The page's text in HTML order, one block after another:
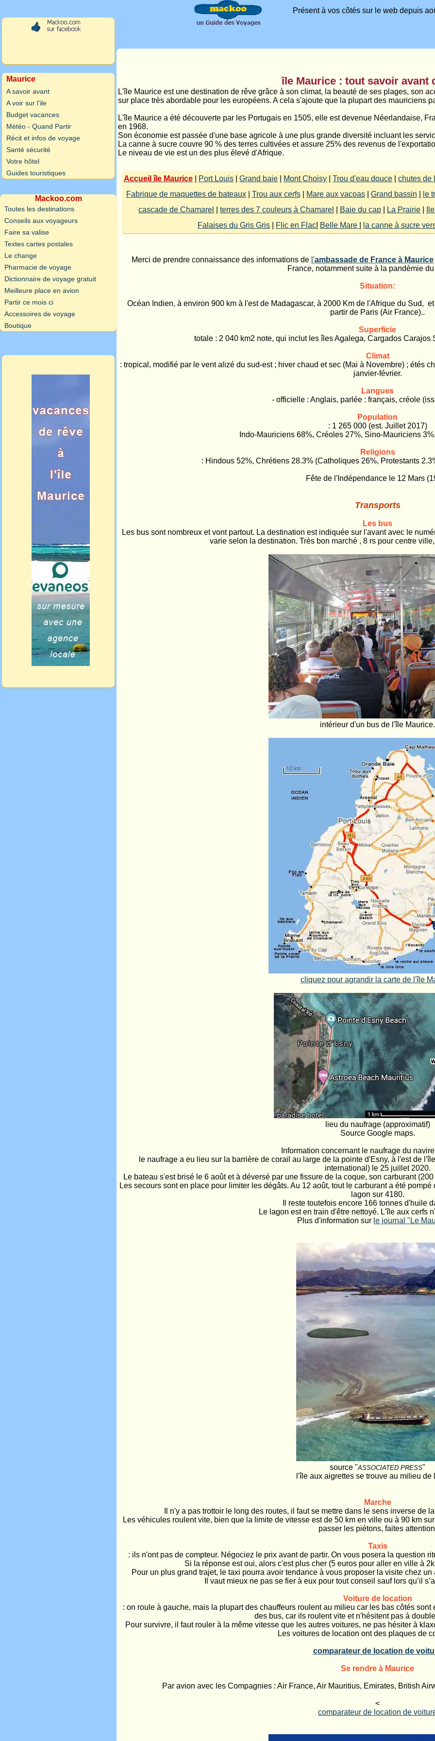
île Maurice : tout savoir avant
L'île Maurice est une destination de rêve grâce à son climat, la beauté de ses plages, son
sur place très abordable pour les européens. A cela s'ajoute que la plupart des mauriciens
L'île Maurice a été découverte par les Portugais en 1505, elle est devenue Néerlandaise,
en 1968.
Son économie est passée d'une base agricole à une plus grande diversité incluant les
La canne à sucre couvre 90 % des terres cultivées et assure 25% des revenus de
Le niveau de vie est un des plus élevé d'Afrique.
Accueil île Maurice Port Louis |Grand baie Mont Choisy |Trou d'eau douce |chutes de
Fabrique de maquettes de bateaux| Trou aux cerfs| Mare aux vacoas| Grand bassin
le
cascade de Chamarel
|terres des 7 couleurs à Chamarel Baie du cap La Prairie
Falaises du Gris Gris
Flic en Flac Belle Mare la canne à sucre
Merci de prendre connaissance des informations de l'ambassade de France à Maurice
France, notamment suite à la pandémie
Situation:
Océan Indien, à environ 900 km à l'est de Madagascar, à 2000 Km de l'Afrique du Sud,
partir de Paris (Air France)..
Superficie
totale : 2 040 km2 note, qui inclut les îles Agalega, Cargados
Climat
: tropical, modifié par le vent alizé du sud-est ; hiver chaud et sec (Mai à Novembre) ; étés
janvier-février.
Langues
- officielle : Anglais, parlée : français, créole
Population
: 1 265 000 (est. Juillet 2017)
Indo-Mauriciens 68%, Créoles 27%, Sino-Mauriciens
Religions
: Hindous 52%, Chrétiens 28.3% (Catholiques 26%, Protestants
Fête de l'Indépendance le 12 Mars
Transports
Les bus
Les bus sont nombreux et vont partout. La destination est indiquée sur l'avant avec le
varie selon la destination. Très bon marché , 8 rs pour centre
intérieur d'un bus de l'île Maurice.
cliquez pour agrandir la carte de l'île
lieu du naufrage (approximatif)
Source Google maps.
Information concernant le naufrage du
le naufrage a eu lieu sur la barrière de corail au large de la pointe d'Esny, à l'est de
international) le 25 juillet 2020.
Le bateau s'est brisé le 6 août et à déversé par une fissure de la coque, son carburant
Les secours sont en place pour limiter les dégâts. Au 12 août, tout le carburant a été
lagon sur 4180.
Il reste toutefois encore 166 tonnes d'huile
Le lagon est en train d'être nettoyé. L'île aux cerfs
Plus d'information sur le journal "Le
source "ASSOCIATED PRESS"
l'île aux aigrettes se trouve au milieu de
Marche
Il n'y a pas trottoir le long des routes, il faut se mettre dans le sens inverse de
Les véhicules roulent vite, bien que la limite de vitesse est de 50 km en ville ou à 90 km
passer les piétons, faites
Taxis
: ils n'ont pas de compteur. Négociez le prix avant de partir. On vous posera la question
Si la réponse est oui, alors c'est plus cher (5 euros pour aller en ville à
Pour un plus grand trajet, le taxi pourra avoir tendance à vous proposer la visite chez
Il vaut mieux ne pas se fier à eux pour tout conseil sauf lors qu’il
Voiture de location
: on roule à gauche, mais la plupart des chauffeurs roulent au milieu car les bas côtés
des bus, car ils roulent vite et n'hésitent pas à
Pour survivre, il faut rouler à la même vitesse que les autres voitures, ne pas hésiter à
Les voitures de location ont des plaques de
comparateur de location de
Se rendre à Maurice
Par avion avec les Compagnies : Air France, Air Mauritius, Emirates, British
<
comparateur de location de
Maurice
A savoir avant
A voir sur l'ile
Budget vacances
Météo - Quand Partir
Récit et infos de voyage
Santé sécurité
Votre hôtel
Guides touristiques
Mackoo.com
Toutes les destinations
Conseils aux voyageurs
Faire sa valise
Textes cartes postales
Le change
Pharmacie de voyage
Dictionnaire de voyage gratuit
Meilleure place en avion
Partir ce mois ci
Accessoires de voyage
Boutique
Présent à vos côtés sur le web depuis